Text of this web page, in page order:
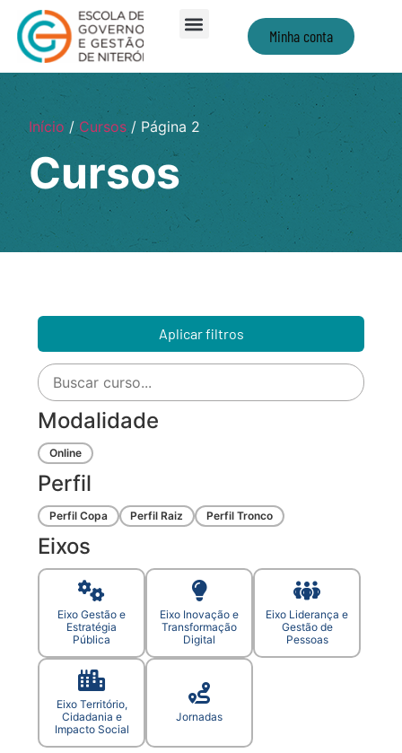
Minha conta
Início/Cursos/ Página 2
Cursos
Aplicar filtros
Modalidade
Online
Perfil
Perfil Copa Perfil Raiz Perfil Tronco
Eixos
Eixo Gestão e
Estratégia
Pública
Eixo Inovação e
Transformação
Digital
Eixo Liderança e
Gestão de
Pessoas
Eixo Território,
Cidadania e
Impacto Social
Jornadas